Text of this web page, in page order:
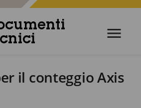
il conteggio Axis